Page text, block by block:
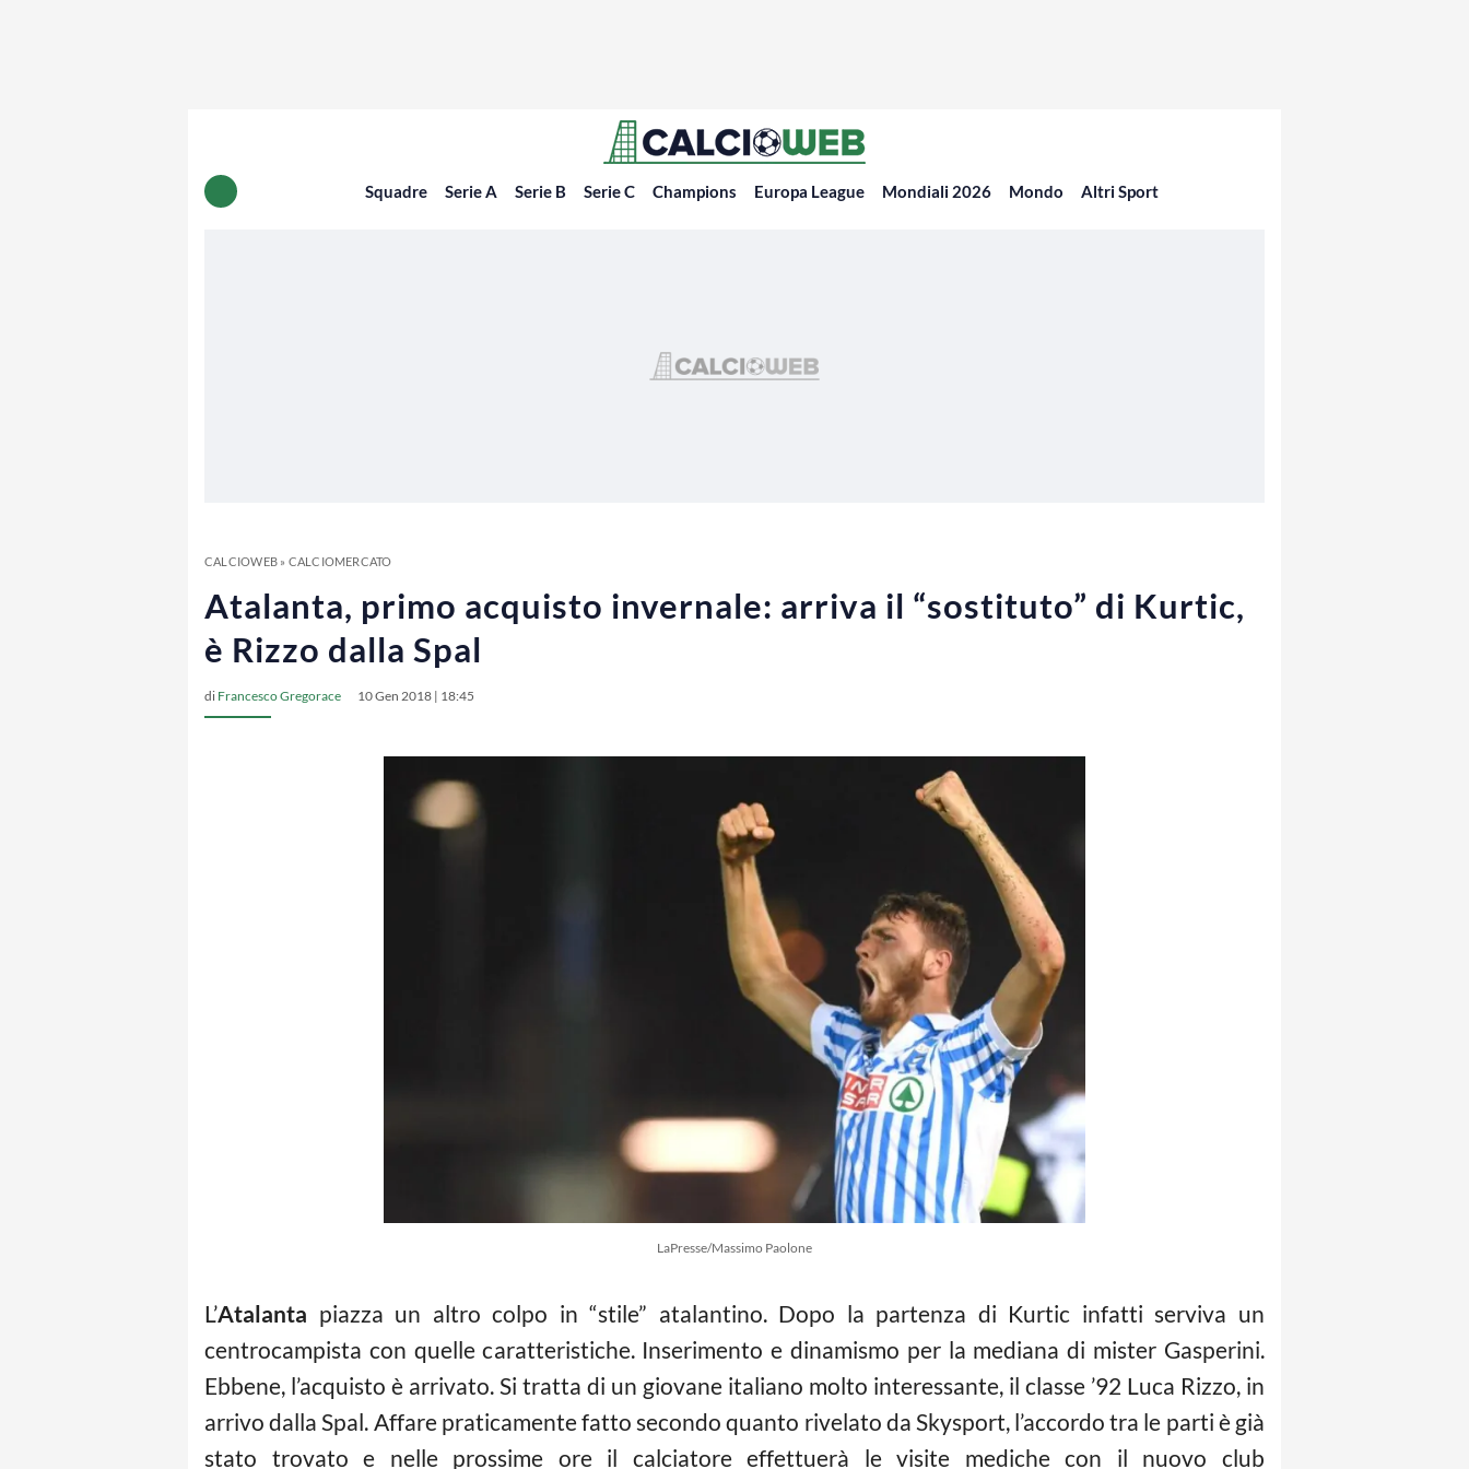
Squadre Serie A Serie B Serie C Champions Europa League Mondiali 2026 Mondo Altri Sport
CALCIOWEB» CALCIOMERCATO
Atalanta, primo acquisto invernale: arriva il “sostituto” di Kurtic,
è Rizzo dalla Spal
di Francesco Gregorace 10 Gen 2018 | 18:45
LaPresse/Massimo Paolone
L’Atalanta piazza un altro colpo in “stile” atalantino. Dopo la partenza di Kurtic infatti serviva un
centrocampista con quelle caratteristiche. Inserimento e dinamismo per la mediana di mister Gasperini.
Ebbene, l’acquisto è arrivato. Si tratta di un giovane italiano molto interessante, il classe ’92 Luca Rizzo, in
arrivo dalla Spal. Affare praticamente fatto secondo quanto rivelato da Skysport, l’accordo tra le parti è già
stato trovato e nelle prossime ore il calciatore effettuerà le visite mediche con il nuovo club